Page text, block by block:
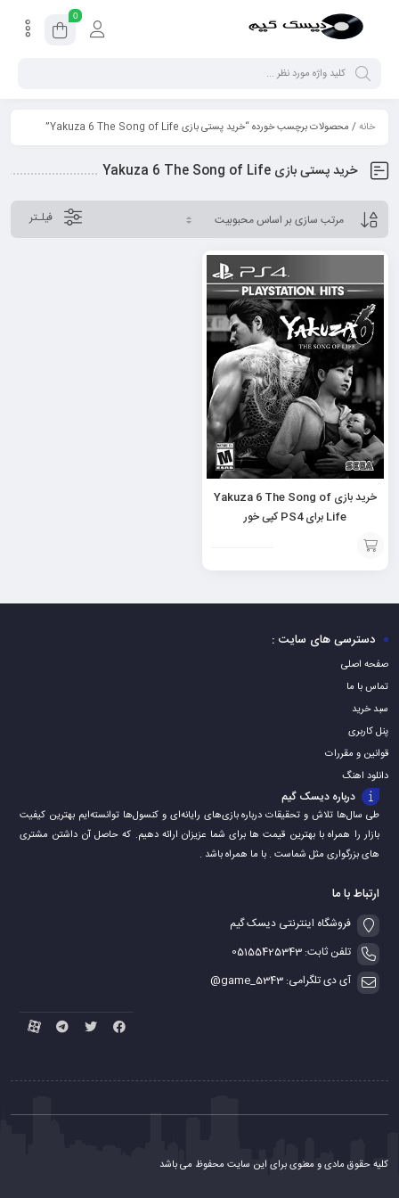
0
خانه/ محصولات برچسب خورده “خرید پستی بازی Yakuza 6 The Song of Life”
خرید پستی بازی Yakuza 6 The Song of Life
فیلـتر
خرید بازی Yakuza 6 The Song of
Life برای PS4 کپی خور
افزودن
به
دسترسی های سایت :
صفحه اصلی
تماس با ما
سبد خرید
پنل کاربری
قوانین و مقررات
دانلود اهنگ
درباره دیسک گیم
طی سال‌ها تلاش و تحقیقات درباره بازی‌های رایانه‌ای و کنسول‌ها توانسته‌ایم بهترین کیفیت
بازار را همراه با بهترین قیمت ها برای شما عزیزان ارائه دهیم. که حاصل آن داشتن مشتری
های بزرگواری مثل شماست . با ما همراه باشد .
ارتباط با ما
فروشگاه اینترنتی دیسک گیم
تلفن ثابت: 05155425343
آی دی تلگرامی: game_5343@
کلیه حقوق مادی و معنوی برای این سایت محفوظ می باشد